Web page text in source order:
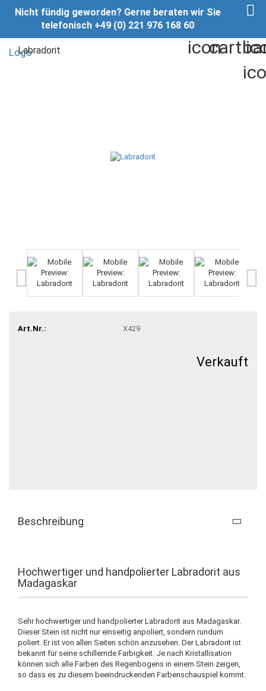
Nicht fündig geworden? Gerne beraten wir Sie
telefonisch +49 (0) 221 976 168 60
Labradorit
Art.Nr.: X429
Verkauft
Beschreibung
Hochwertiger und handpolierter Labradorit aus
Madagaskar
Sehr hochwertiger und handpolierter Labradorit aus Madagaskar.
Dieser Stein ist nicht nur einseitig anpoliert, sondern rundum
poliert. Er ist von allen Seiten schön anzusehen. Der Labradorit ist
bekannt für seine schillernde Farbigkeit. Je nach Kristallisation
können sich alle Farben des Regenbogens in einem Stein zeigen,
so dass es zu diesem beeindruckenden Farbenschauspiel kommt.